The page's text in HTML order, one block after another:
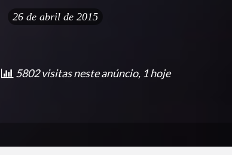
26 de abril de 2015
5802 visitas neste anúncio, 1 hoje